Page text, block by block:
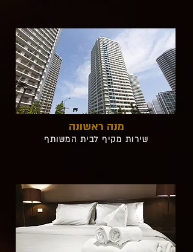
מנה ראשונה
שירות מקיף לבית המשותף